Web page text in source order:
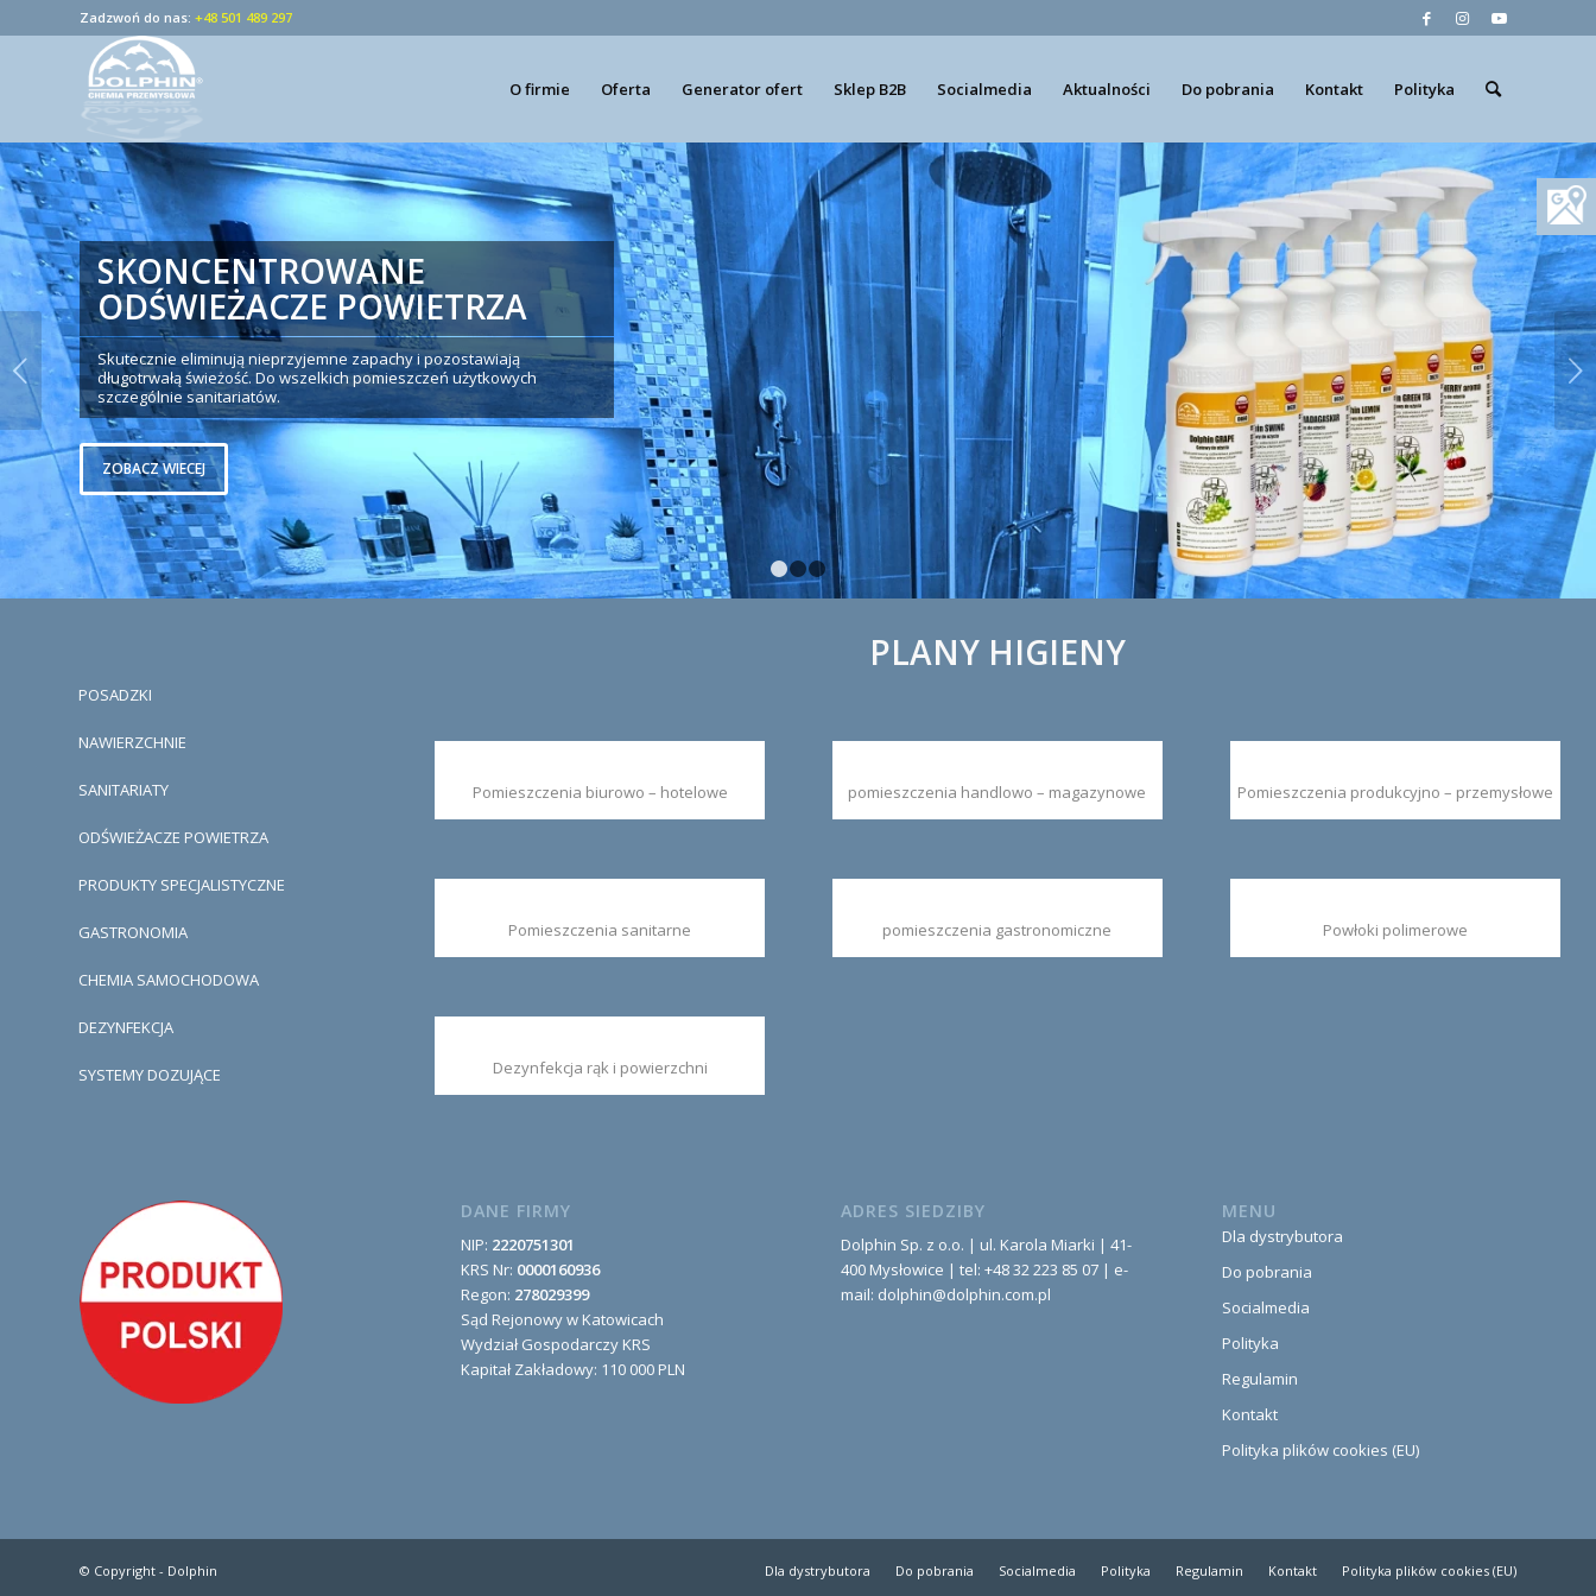
Zadzwoń do nas: +48 501 489 297
O firmie Oferta Generator ofert Sklep B2B Socialmedia Aktualności Do pobrania Kontakt Polityka
SKONCENTROWANE
ODŚWIEŻACZE POWIETRZA
Skutecznie eliminują nieprzyjemne zapachy i pozostawiają
długotrwałą świeżość. Do wszelkich pomieszczeń użytkowych
szczególnie sanitariatów.
ZOBACZ WIECEJ
Next
1 2 3
POSADZKI
NAWIERZCHNIE
SANITARIATY
ODŚWIEŻACZE POWIETRZA
PRODUKTY SPECJALISTYCZNE
GASTRONOMIA
CHEMIA SAMOCHODOWA
DEZYNFEKCJA
SYSTEMY DOZUJĄCE
PLANY HIGIENY
Pomieszczenia biurowo – hotelowe pomieszczenia handlowo – magazynowe Pomieszczenia produkcyjno – przemysłowe
Pomieszczenia sanitarne pomieszczenia gastronomiczne Powłoki polimerowe
Dezynfekcja rąk i powierzchni
DANE FIRMY
NIP: 2220751301
KRS Nr: 0000160936
Regon: 278029399
Sąd Rejonowy w Katowicach
Wydział Gospodarczy KRS
Kapitał Zakładowy: 110 000 PLN
ADRES SIEDZIBY
Dolphin Sp. z o.o. | ul. Karola Miarki | 41-
400 Mysłowice | tel: +48 32 223 85 07 | e-
mail: dolphin@dolphin.com.pl
MENU
Dla dystrybutora
Do pobrania
Socialmedia
Polityka
Regulamin
Kontakt
Polityka plików cookies (EU)
© Copyright - Dolphin Dla dystrybutora Do pobrania Socialmedia Polityka Regulamin Kontakt Polityka plików cookies (EU)